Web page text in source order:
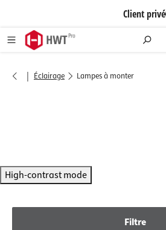
Client privé
| Éclairage Lampes à monter
High-contrast mode
Filtre